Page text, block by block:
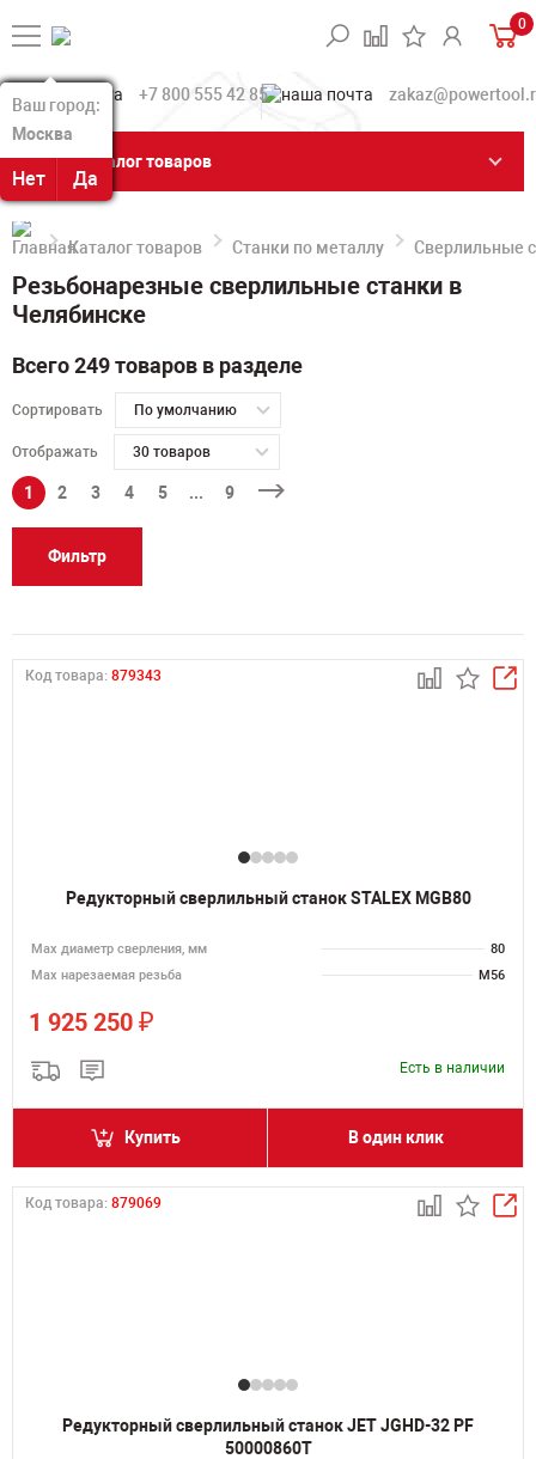
Ваш город:
Москва
Нет Да
Ваш город:
Москва
Нет Да
0
+7 800 555 42 85
Каталог товаров
Каталог товаров Станки по металлу Сверлильные
Резьбонарезные сверлильные станки в
Челябинске
Всего 249 товаров в разделе
Сортировать По умолчанию
Отображать 30 товаров
1 2 3 4 5 ... 9
Фильтр
Код товара: 879343
Редукторный сверлильный станок STALEX MGB80
Мах диаметр сверления, мм
80
Мах нарезаемая резьба
M56
1 925 250 ₽
Есть в наличии
Купить В один клик
Код товара: 879069
Редукторный сверлильный станок JET JGHD-32 PF
50000860T